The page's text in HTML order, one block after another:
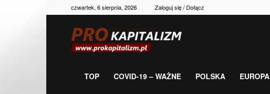
czwartek, 6 sierpnia, 2026 Zaloguj się / Dołącz
gospodarka,
TOP COVID-19 – WAŻNE POLSKA EUROPA